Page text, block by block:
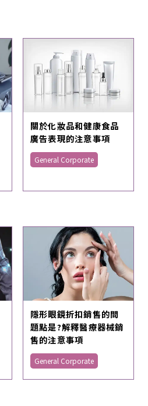
關於化妝品和健康食品
廣告表現的注意事項
General Corporate
隱形眼鏡折扣銷售的問
題點是?解釋醫療器械銷
售的注意事項
General Corporate